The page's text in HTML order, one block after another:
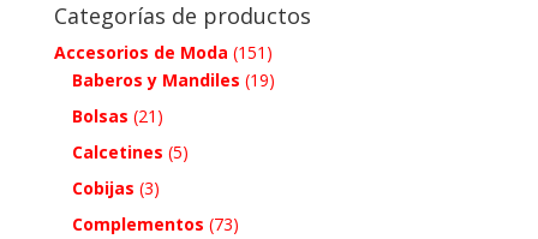
Categorías de productos
Accesorios de Moda (151)
Baberos y Mandiles (19)
Bolsas (21)
Calcetines (5)
Cobijas (3)
Complementos (73)